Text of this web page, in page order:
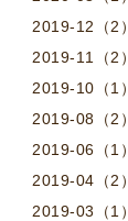
2019-12（2）
2019-11（2）
2019-10（1）
2019-08（2）
2019-06（1）
2019-04（2）
2019-03（1）